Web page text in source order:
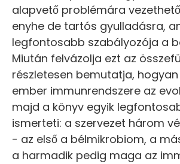
alapvető problémára
enyhe de tartós gyulladásra,
legfontosabb szabályozója a
Miután felvázolja ezt az
részletesen bemutatja,
ember immunrendszere az
majd a könyv egyik
ismerteti: a szervezet három
- az első a bélmikrobiom, a
a harmadik pedig maga az